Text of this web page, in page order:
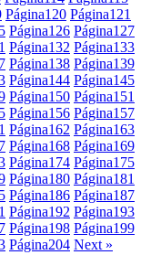
Página120 Página121
Página126 Página127
Página132 Página133
Página138 Página139
Página144 Página145
Página150 Página151
Página156 Página157
Página162 Página163
Página168 Página169
Página174 Página175
Página180 Página181
Página186 Página187
Página192 Página193
Página198 Página199
Página204 Next »